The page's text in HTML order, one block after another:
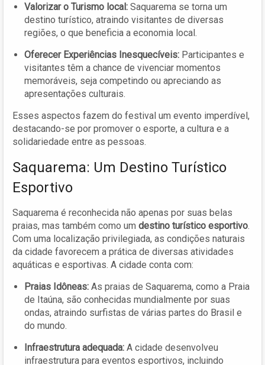
Valorizar o Turismo local: Saquarema se torna um
destino turístico, atraindo visitantes de diversas
regiões, o que beneficia a economia local.
Oferecer Experiências Inesquecíveis: Participantes e
visitantes têm a chance de vivenciar momentos
memoráveis, seja competindo ou apreciando as
apresentações culturais.
Esses aspectos fazem do festival um evento imperdível,
destacando-se por promover o esporte, a cultura e a
solidariedade entre as pessoas.
Saquarema: Um Destino Turístico
Esportivo
Saquarema é reconhecida não apenas por suas belas
praias, mas também como um destino turístico esportivo.
Com uma localização privilegiada, as condições naturais
da cidade favorecem a prática de diversas atividades
aquáticas e esportivas. A cidade conta com:
Praias Idôneas: As praias de Saquarema, como a Praia
de Itaúna, são conhecidas mundialmente por suas
ondas, atraindo surfistas de várias partes do Brasil e
do mundo.
Infraestrutura adequada: A cidade desenvolveu
infraestrutura para eventos esportivos, incluindo